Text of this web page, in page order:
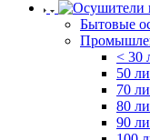
Бытовые
< 30
50
70
80
90